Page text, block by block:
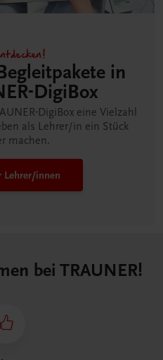
in
DigiBox
DigiBox eine Vielzahl
als Lehrer/in ein Stück
machen.
Lehrer/innen
bei TRAUNER!